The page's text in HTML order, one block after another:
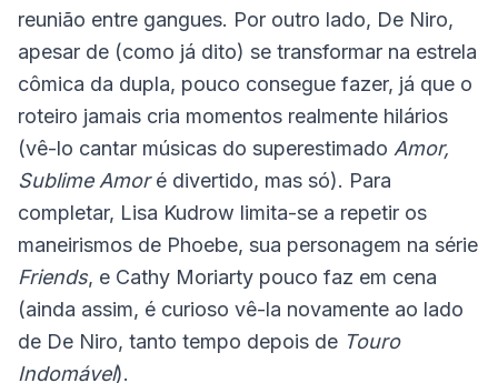
reunião entre gangues. Por outro lado, De Niro,
apesar de (como já dito) se transformar na estrela
cômica da dupla, pouco consegue fazer, já que o
roteiro jamais cria momentos realmente hilários
(vê-lo cantar músicas do superestimado Amor,
Sublime Amoré divertido, mas só). Para
completar, Lisa Kudrow limita-se a repetir os
maneirismos de Phoebe, sua personagem na série
Friends, e Cathy Moriarty pouco faz em cena
(ainda assim, é curioso vê-la novamente ao lado
de De Niro, tanto tempo depois de Touro
Indomável).